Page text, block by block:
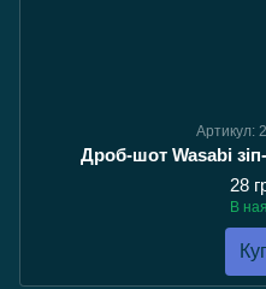
Артикул:
Дроб-шот Wasabi
28
В